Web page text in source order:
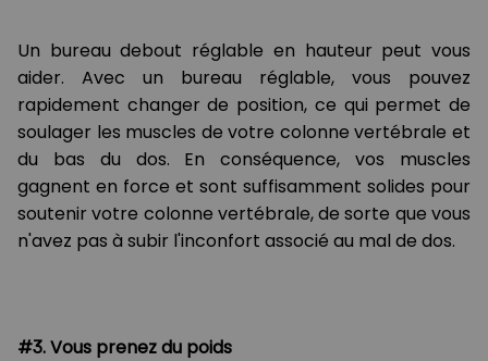
Un bureau debout réglable en hauteur peut vous
aider. Avec un bureau réglable, vous pouvez
rapidement changer de position, ce qui permet de
soulager les muscles de votre colonne vertébrale et
du bas du dos. En conséquence, vos muscles
gagnent en force et sont suffisamment solides pour
soutenir votre colonne vertébrale, de sorte que vous
n'avez pas à subir l'inconfort associé au mal de dos.
#3. Vous prenez du poids